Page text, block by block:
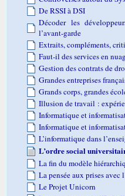
De RSSI à DSI
Décoder les
l’avant-garde
Extraits, compléments,
Faut-il des services en
Gestion des contrats de
Grandes entreprises
Grands corps, grandes
Illusion de travail :
Informatique et
Informatique et
L’informatique dans
L’ordre social
La fin du modèle
La pensée aux prises avec
Le Projet Unicorn